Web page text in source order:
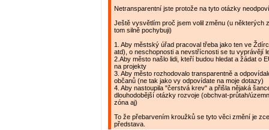
Netransparentní jste protože na tyto otázky
Ještě vysvětlím proč jsem volil změnu (u některých
tom silně pochybuji)
1. Aby městský úřad pracoval třeba jako ten ve
atd), o neschopnosti a nevstřícnosti se tu vyprávějí
2.Aby město našlo lidi, kteří budou hledat a žádat o
na projekty
3. Aby město rozhodovalo transparentně a
občanů (ne tak jako vy odpovídate na moje dotazy)
4. Aby nastoupila "čerstvá krev" a přišla nějaká
dlouhodobější otázky rozvoje (obchvat-průtah/
zóna aj)
To že přebarvením kroužků se tyto věci změní je
představa.